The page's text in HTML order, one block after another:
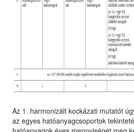
Az 1. harmonizált kockázati mutatót
az egyes hatóanyagcsoportok